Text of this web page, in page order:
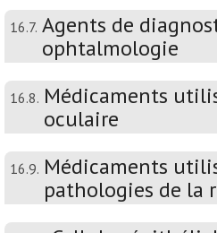
16.7. Agents de
ophtalmologie
16.8. Médicaments
oculaire
16.9. Médicaments
pathologies de la